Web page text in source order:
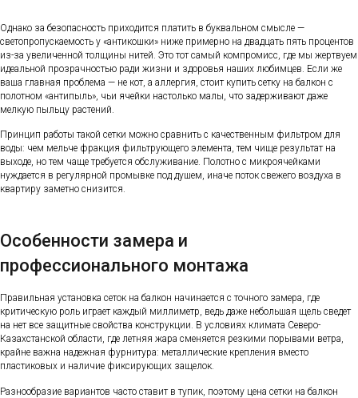
Однако за безопасность приходится платить в буквальном смысле —
светопропускаемость у «антикошки» ниже примерно на двадцать пять процентов
из-за увеличенной толщины нитей. Это тот самый компромисс, где мы жертвуем
идеальной прозрачностью ради жизни и здоровья наших любимцев. Если же
ваша главная проблема — не кот, а аллергия, стоит купить сетку на балкон с
полотном «антипыль», чьи ячейки настолько малы, что задерживают даже
мелкую пыльцу растений.
Принцип работы такой сетки можно сравнить с качественным фильтром для
воды: чем мельче фракция фильтрующего элемента, тем чище результат на
выходе, но тем чаще требуется обслуживание. Полотно с микроячейками
нуждается в регулярной промывке под душем, иначе поток свежего воздуха в
квартиру заметно снизится.
Особенности замера и
профессионального монтажа
Правильная установка сеток на балкон начинается с точного замера, где
критическую роль играет каждый миллиметр, ведь даже небольшая щель сведет
на нет все защитные свойства конструкции. В условиях климата Северо-
Казахстанской области, где летняя жара сменяется резкими порывами ветра,
крайне важна надежная фурнитура: металлические крепления вместо
пластиковых и наличие фиксирующих защелок.
Разнообразие вариантов часто ставит в тупик, поэтому цена сетки на балкон